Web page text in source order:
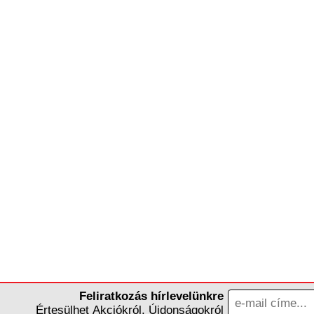
Feliratkozás hírlevelünkre
Értesülhet Akciókról, Újdonságokról